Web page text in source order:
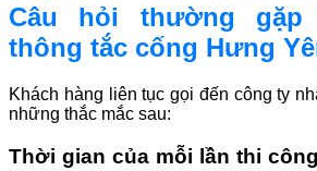
Câu hỏi thường
thông tắc cống Hưng
Khách hàng liên tục gọi đến công ty
những thắc mắc sau:
Thời gian của mỗi lần thi